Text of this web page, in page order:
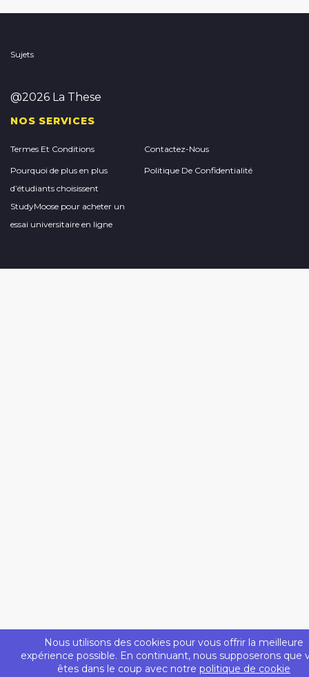
Nous utilisons des cookies pour vous offrir la meilleure
expérience possible. En continuant, nous supposerons que
êtes dans le coup avec notre politique de cookie
Sujets
@2026 La These
NOS SERVICES
Termes Et Conditions Contactez-Nous
Pourquoi de plus en plus
d’étudiants choisissent
StudyMoose pour acheter un
essai universitaire en ligne
Politique De Confidentialité